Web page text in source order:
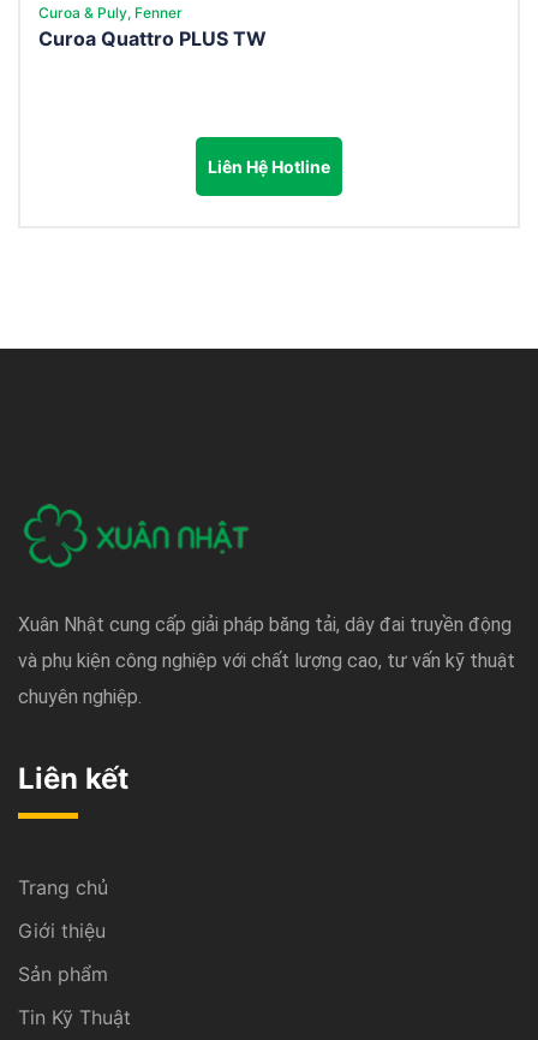
Curoa & Puly, Fenner
Curoa Quattro PLUS TW
Liên Hệ Hotline
Xuân Nhật cung cấp giải pháp băng tải, dây đai truyền động
và phụ kiện công nghiệp với chất lượng cao, tư vấn kỹ thuật
chuyên nghiệp.
Liên kết
Trang chủ
Giới thiệu
Sản phẩm
Tin Kỹ Thuật